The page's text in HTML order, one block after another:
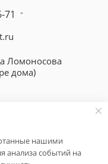
71
Ломоносова
дома)
нашими
анализа событий на